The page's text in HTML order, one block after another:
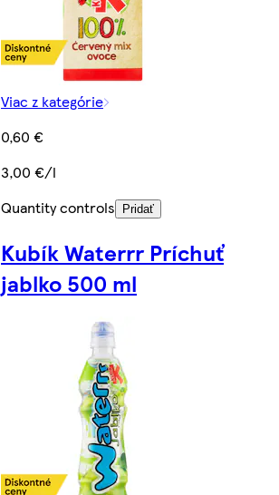
Viac z kategórie
0,60 €
3,00 €/l
Quantity controls
Pridať
Kubík Waterrr Príchuť
jablko 500 ml